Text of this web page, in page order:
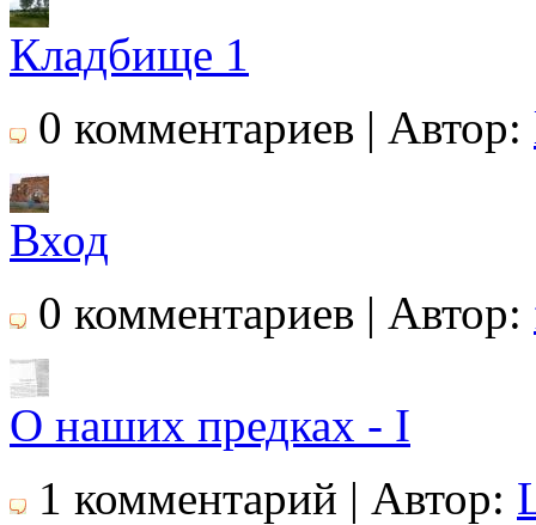
Кладбище 1
0 комментариев | Автор:
Вход
0 комментариев | Автор:
О наших предках - I
1 комментарий | Автор: